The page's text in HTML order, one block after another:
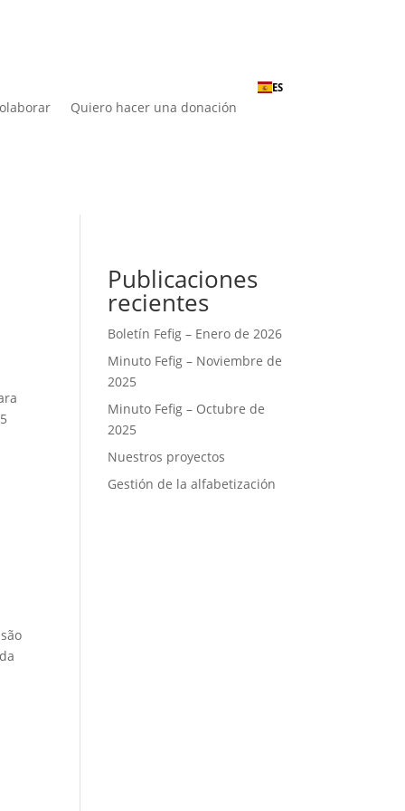
Quiero hacer una donación
ES
Publicaciones
recientes
Boletín Fefig – Enero de 2026
Minuto Fefig – Noviembre de
2025
Minuto Fefig – Octubre de
2025
Nuestros proyectos
Gestión de la alfabetización